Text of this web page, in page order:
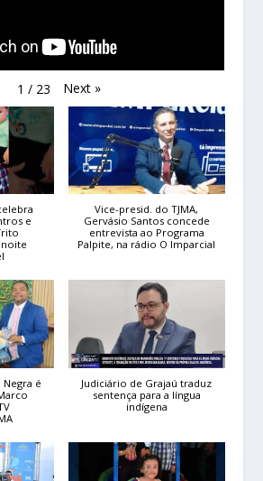
1 / 23 Next »
e
Vice-presid. do TJMA,
Gervásio Santos concede
entrevista ao Programa
Palpite, na rádio O Imparcial
Negra é
Judiciário de Grajaú traduz
sentença para a língua
indígena